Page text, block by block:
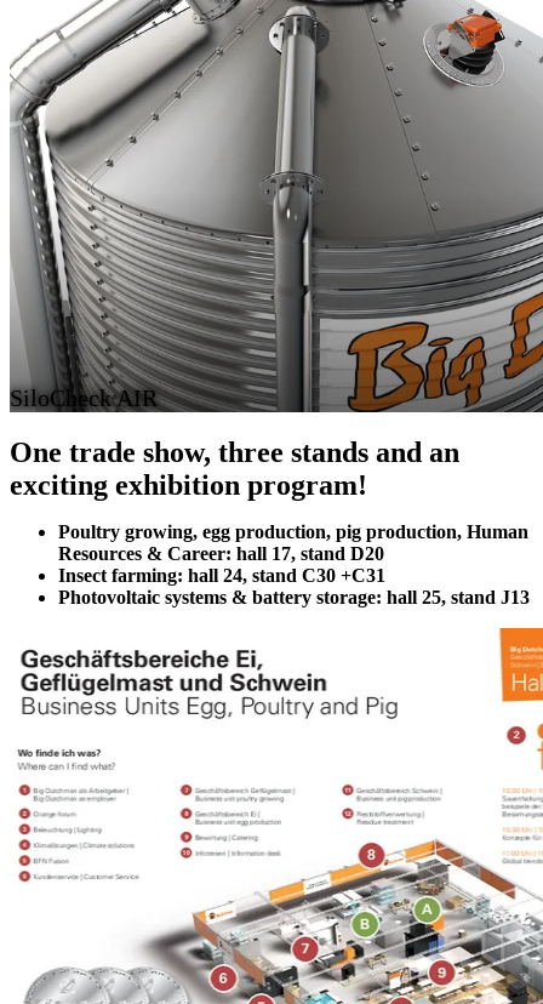
SiloCheck AIR
One trade show, three stands and an
exciting exhibition program!
Poultry growing, egg production, pig production, Human
Resources & Career: hall 17, stand D20
Insect farming: hall 24, stand C30 +C31
Photovoltaic systems & battery storage: hall 25, stand J13